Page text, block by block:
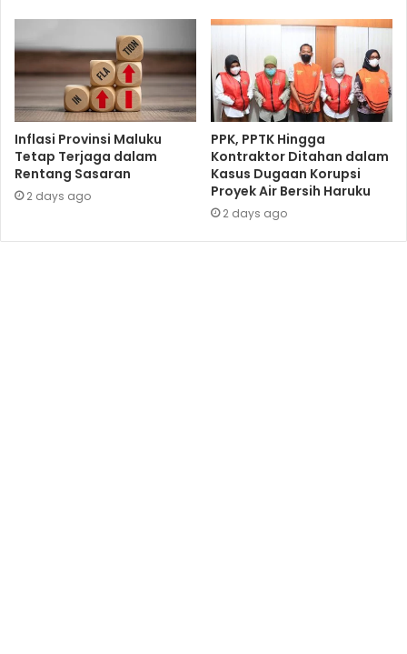
Inflasi Provinsi Maluku
Tetap Terjaga dalam
Rentang Sasaran
2 days ago
PPK, PPTK Hingga
Kontraktor Ditahan dalam
Kasus Dugaan Korupsi
Proyek Air Bersih Haruku
2 days ago